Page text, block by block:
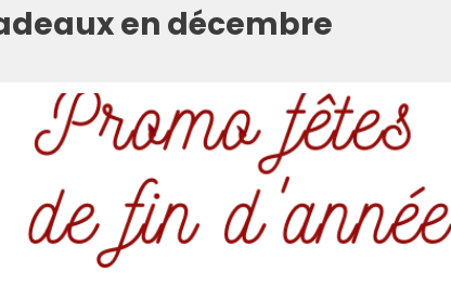
en décembre